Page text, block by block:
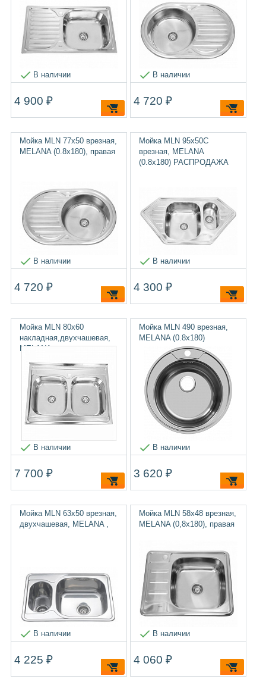
В наличии
4 900 ₽
В наличии
4 720 ₽
Мойка MLN 77х50 врезная,
MELANA (0.8х180), правая
В наличии
4 720 ₽
Мойка MLN 95х50C
врезная, MELANA
(0.8х180) РАСПРОДАЖА
В наличии
4 300 ₽
Мойка MLN 80х60
накладная,двухчашевая,
MELANA
В наличии
7 700 ₽
Мойка MLN 490 врезная,
MELANA (0.8х180)
В наличии
3 620 ₽
Мойка MLN 63х50 врезная,
двухчашевая, MELANA ,
В наличии
4 225 ₽
Мойка MLN 58х48 врезная,
MELANA (0,8х180), правая
В наличии
4 060 ₽